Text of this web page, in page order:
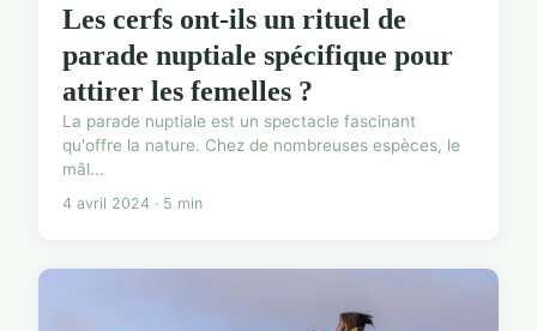
Les cerfs ont-ils un rituel de
parade nuptiale spécifique pour
attirer les femelles ?
La parade nuptiale est un spectacle fascinant
qu'offre la nature. Chez de nombreuses espèces, le
mâl...
4 avril 2024 · 5 min